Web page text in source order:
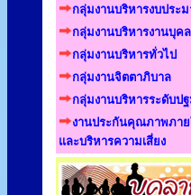
กลุ่มงานบริหารงบประ
กลุ่มงานบริหารงานบุค
กลุ่มงานบริหารทั่วไป
กลุ่มงานจิตตาภิบาล
กลุ่มงานบริหารระดับป
งานประกันคุณภาพภา
และบริหารความเสี่ยง